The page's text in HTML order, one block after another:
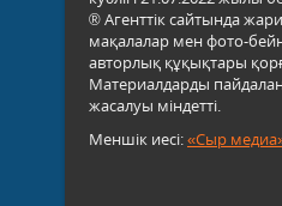
® Агенттік сайтында
мақалалар мен фото-
авторлық құқықтары
Материалдарды
жасалуы міндетті.
Меншік иесі:«Сыр